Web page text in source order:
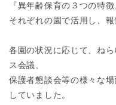
『異年齢保育の３つの特
それぞれの園で活用し、報
各園の状況に応じて、ね
ス会議、
保護者懇談会等の様々な
していました。